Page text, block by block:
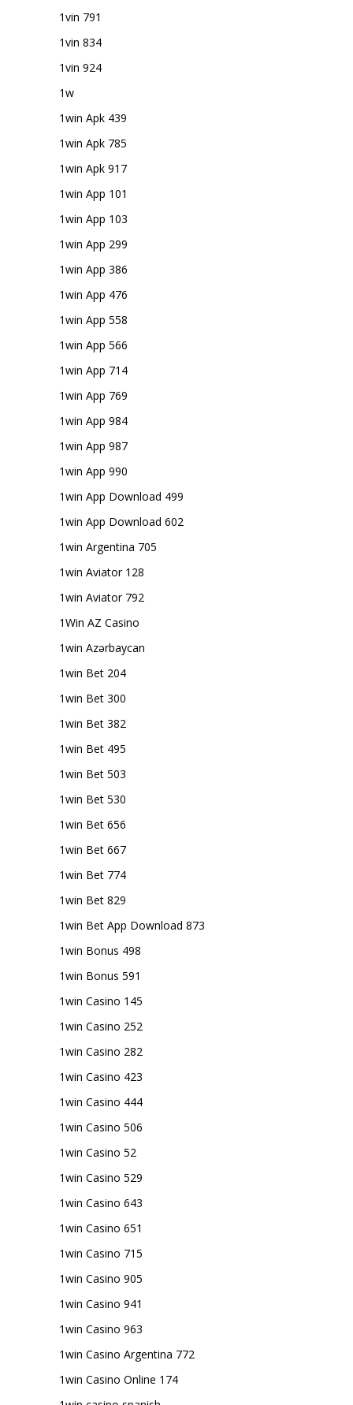
1vin 791
1vin 834
1vin 924
1w
1win Apk 439
1win Apk 785
1win Apk 917
1win App 101
1win App 103
1win App 299
1win App 386
1win App 476
1win App 558
1win App 566
1win App 714
1win App 769
1win App 984
1win App 987
1win App 990
1win App Download 499
1win App Download 602
1win Argentina 705
1win Aviator 128
1win Aviator 792
1Win AZ Casino
1win Azərbaycan
1win Bet 204
1win Bet 300
1win Bet 382
1win Bet 495
1win Bet 503
1win Bet 530
1win Bet 656
1win Bet 667
1win Bet 774
1win Bet 829
1win Bet App Download 873
1win Bonus 498
1win Bonus 591
1win Casino 145
1win Casino 252
1win Casino 282
1win Casino 423
1win Casino 444
1win Casino 506
1win Casino 52
1win Casino 529
1win Casino 643
1win Casino 651
1win Casino 715
1win Casino 905
1win Casino 941
1win Casino 963
1win Casino Argentina 772
1win Casino Online 174